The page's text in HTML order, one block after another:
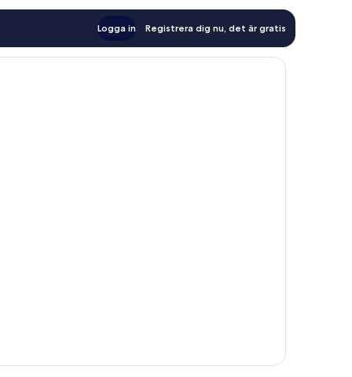
Logga in Registrera dig nu, det är gratis